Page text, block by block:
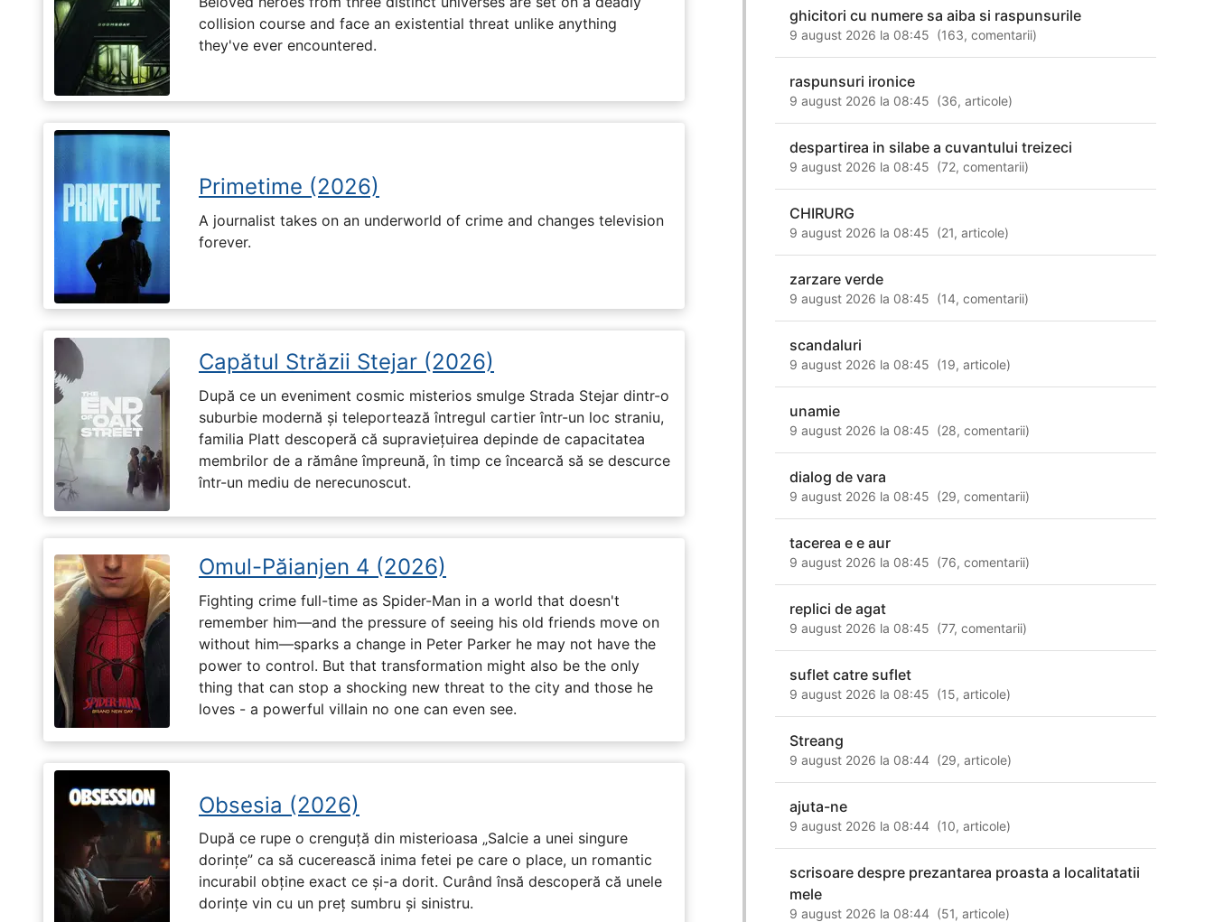
collision course and face an existential threat unlike anything
they've ever encountered.
Primetime (2026)
A journalist takes on an underworld of crime and changes television
forever.
Capătul Străzii Stejar (2026)
După ce un eveniment cosmic misterios smulge Strada Stejar dintr-o
suburbie modernă și teleportează întregul cartier într-un loc straniu,
familia Platt descoperă că supraviețuirea depinde de capacitatea
membrilor de a rămâne împreună, în timp ce încearcă să se descurce
într-un mediu de nerecunoscut.
Omul-Păianjen 4 (2026)
Fighting crime full-time as Spider-Man in a world that doesn't
remember him—and the pressure of seeing his old friends move on
without him—sparks a change in Peter Parker he may not have the
power to control. But that transformation might also be the only
thing that can stop a shocking new threat to the city and those he
loves - a powerful villain no one can even see.
Obsesia (2026)
După ce rupe o crenguță din misterioasa „Salcie a unei singure
dorințe” ca să cucerească inima fetei pe care o place, un romantic
incurabil obține exact ce și-a dorit. Curând însă descoperă că unele
dorințe vin cu un preț sumbru și sinistru.
ghicitori cu numere sa aiba si raspunsurile
9 august 2026 la 08:45 (163,comentarii)
raspunsuri ironice
9 august 2026 la 08:45 (36,articole)
despartirea in silabe a cuvantului treizeci
9 august 2026 la 08:45 (72,comentarii)
CHIRURG
9 august 2026 la 08:45 (21,articole)
zarzare verde
9 august 2026 la 08:45 (14,comentarii)
scandaluri
9 august 2026 la 08:45 (19,articole)
unamie
9 august 2026 la 08:45 (28,comentarii)
dialog de vara
9 august 2026 la 08:45 (29,comentarii)
tacerea e e aur
9 august 2026 la 08:45 (76,comentarii)
replici de agat
9 august 2026 la 08:45 (77,comentarii)
suflet catre suflet
9 august 2026 la 08:45 (15,articole)
Streang
9 august 2026 la 08:44 (29,articole)
ajuta-ne
9 august 2026 la 08:44 (10,articole)
scrisoare despre prezantarea proasta a localitatatii
mele
9 august 2026 la 08:44 (51,articole)